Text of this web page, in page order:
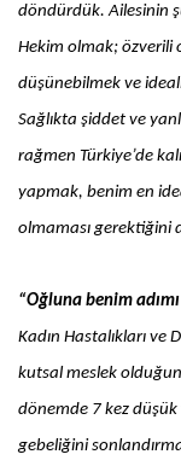
döndürdük. Ailesinin
Hekim olmak; özverili
düşünebilmek ve
Sağlıkta şiddet ve
rağmen Türkiye’de
yapmak, benim en
olmaması gerektiğini
“Oğluna benim
Kadın Hastalıkları ve
kutsal meslek
dönemde 7 kez
gebeliğini